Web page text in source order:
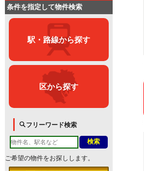
条件を指定して物件検索
駅・路線から探す
区から探す
フリーワード検索
ご希望の物件をお探しします。